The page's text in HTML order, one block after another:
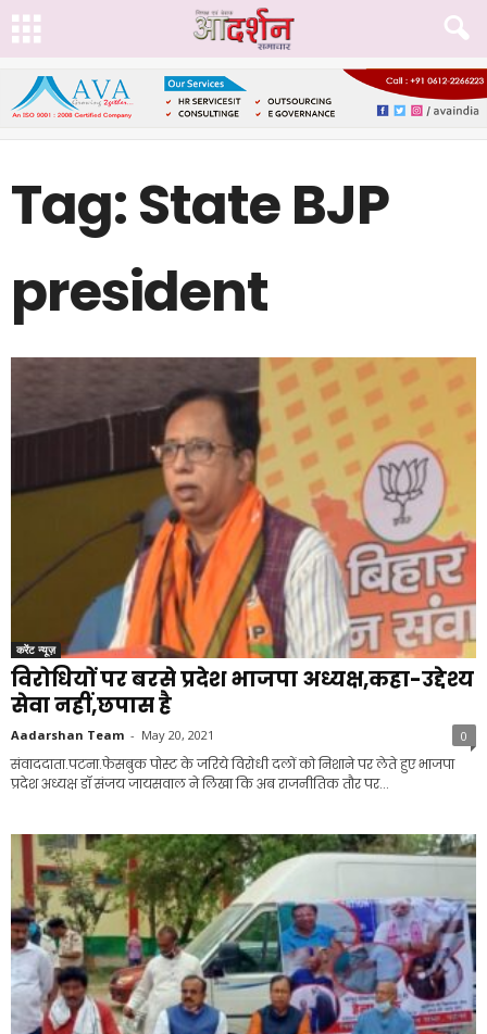
Tag: State BJP
president
करेंट न्यूज़
विरोधियों पर बरसे प्रदेश भाजपा अध्यक्ष,कहा-उद्देश्य
सेवा नहीं,छपास है
Aadarshan Team - May 20, 2021 0
संवाददाता.पटना.फेसबुक पोस्ट के जरिये विरोधी दलों को निशाने पर लेते हुए भाजपा
प्रदेश अध्यक्ष डॉ संजय जायसवाल ने लिखा कि अब राजनीतिक तौर पर...